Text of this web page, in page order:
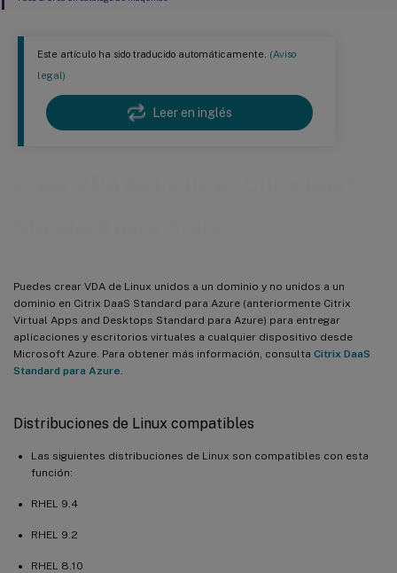
Este artículo ha sido traducido automáticamente. (Aviso
legal)
Leer en inglés
Puedes crear VDA de Linux unidos a un dominio y no unidos a un
dominio en Citrix DaaS Standard para Azure (anteriormente Citrix
Virtual Apps and Desktops Standard para Azure) para entregar
aplicaciones y escritorios virtuales a cualquier dispositivo desde
Microsoft Azure. Para obtener más información, consulta Citrix DaaS
Standard para Azure
Distribuciones de Linux compatibles
Las siguientes distribuciones de Linux son compatibles con esta
función:
RHEL 9.4
RHEL 9.2
RHEL 8.10